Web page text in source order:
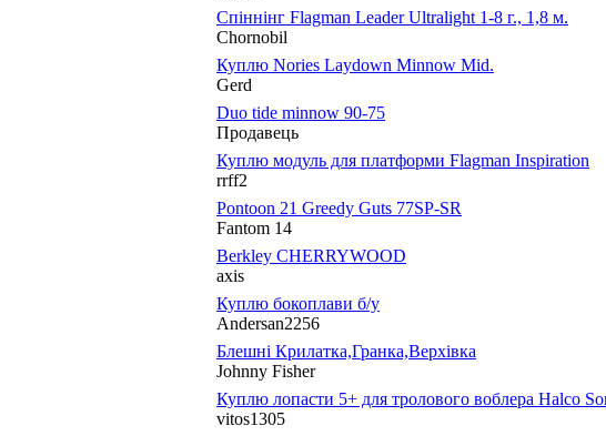
Спіннінг Flagman Leader Ultralight 1-8 г., 1,8 м.
Chornobil
Куплю Nories Laydown Minnow Mid.
Gerd
Duo tide minnow 90-75
Продавець
Куплю модуль для платформи Flagman Inspiration
rrff2
Pontoon 21 Greedy Guts 77SP-SR
Fantom 14
Berkley CHERRYWOOD
axis
Куплю бокоплави б/у
Andersan2256
Блешні Крилатка,Гранка,Верхівка
Johnny Fisher
Куплю лопасти 5+ для тролового воблера Halco
vitos1305